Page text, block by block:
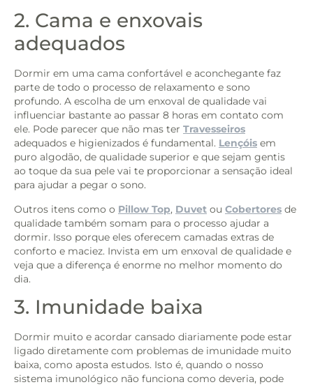
2. Cama e enxovais
adequados
Dormir em uma cama confortável e aconchegante faz
parte de todo o processo de relaxamento e sono
profundo. A escolha de um enxoval de qualidade vai
influenciar bastante ao passar 8 horas em contato com
ele. Pode parecer que não mas ter Travesseiros
adequados e higienizados é fundamental. Lençóis em
puro algodão, de qualidade superior e que sejam gentis
ao toque da sua pele vai te proporcionar a sensação ideal
para ajudar a pegar o sono.
Outros itens como o Pillow Top, Duvet ou Cobertores de
qualidade também somam para o processo ajudar a
dormir. Isso porque eles oferecem camadas extras de
conforto e maciez. Invista em um enxoval de qualidade e
veja que a diferença é enorme no melhor momento do
dia.
3. Imunidade baixa
Dormir muito e acordar cansado diariamente pode estar
ligado diretamente com problemas de imunidade muito
baixa, como aposta estudos. Isto é, quando o nosso
sistema imunológico não funciona como deveria, pode